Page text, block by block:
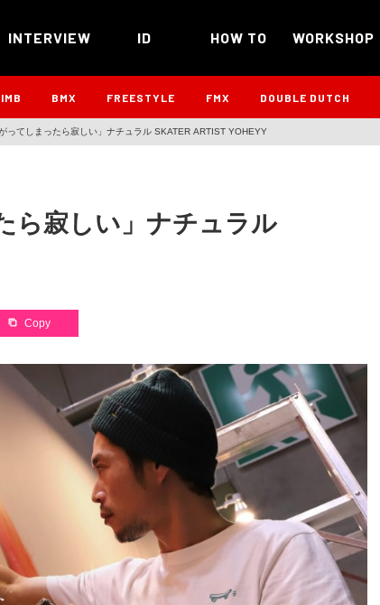
INTERVIEW ID HOW TO WORKSHOP
BMX FREESTYLE FMX DOUBLE DUTCH
ってしまったら寂しい」ナチュラル SKATER ARTIST YOHEYY
ら寂しい」ナチュラル
Copy